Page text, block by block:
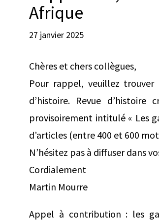
Afrique
27 janvier 2025
Chères et chers collègues,
Pour rappel, veuillez
d’histoire. Revue
provisoirement intitulé « Les
d’articles (entre 400 et 600
N’hésitez pas à diffuser dans
Cordialement
Martin Mourre
Appel à contribution : les